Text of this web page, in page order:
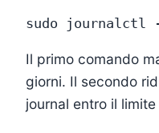
Il primo comando
giorni. Il secondo
journal entro il